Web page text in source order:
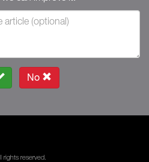
No
rights reserved.